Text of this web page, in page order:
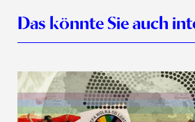
Das könnte Sie auch